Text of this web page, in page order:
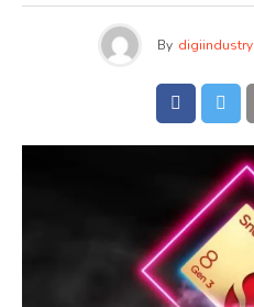
By digiindustry